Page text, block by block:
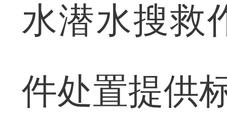
水潜水搜救
件处置提供